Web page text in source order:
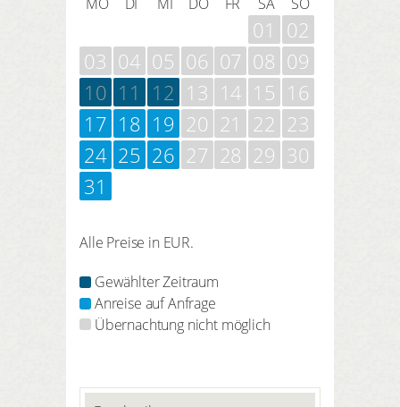
01
02
03 04 05 06 07 08 09
10 11 12 13 14 15 16
17 18 19 20 21 22 23
24 25 26 27 28 29 30
31
Alle Preise in EUR.
Gewählter Zeitraum
Anreise auf Anfrage
Übernachtung nicht möglich